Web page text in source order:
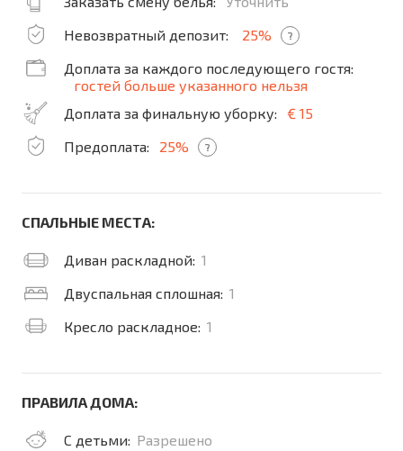
Невозвратный депозит:
25% ?
Доплата за каждого последующего гостя:
гостей больше указанного нельзя
Доплата за финальную уборку:
€ 15
Предоплата:
25% ?
СПАЛЬНЫЕ МЕСТА:
Диван раскладной: 1
Двуспальная сплошная: 1
Кресло раскладное: 1
ПРАВИЛА ДОМА:
С детьми: Разрешено